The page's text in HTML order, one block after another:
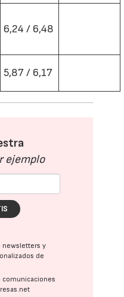
6,24 / 6,48
5,87 / 6,17
ejemplo
newsletters y
de
comunicaciones